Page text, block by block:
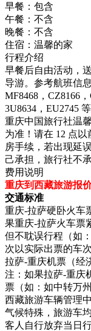
早餐： 包含
午餐： 不含
晚餐： 不含
住宿： 温馨的家
行程介绍
早餐后自由活动，
导游。参考航班信
MF8468，CZ8166
3U8634，EU2745
重庆中国旅行社温
为准！请在 12 点
房手续，若出现延
己承担，旅行社不
费用说明
重庆到西藏旅游报
交通标准
重庆-拉萨硬卧火车
果重庆-拉萨火车票
但不耽误行程（如
次以实际出票的车
拉萨-重庆机票（经
注：如果拉萨-重庆
票（如：如中转万
西藏旅游车辆管理
气候特殊，旅游车
客人自行放弃当日